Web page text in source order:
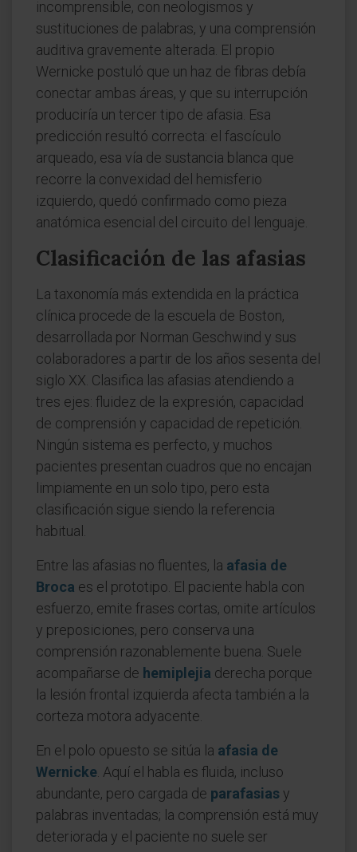
incomprensible, con neologismos y
sustituciones de palabras, y una comprensión
auditiva gravemente alterada. El propio
Wernicke postuló que un haz de fibras debía
conectar ambas áreas, y que su interrupción
produciría un tercer tipo de afasia. Esa
predicción resultó correcta: el fascículo
arqueado, esa vía de sustancia blanca que
recorre la convexidad del hemisferio
izquierdo, quedó confirmado como pieza
anatómica esencial del circuito del lenguaje.
Clasificación de las afasias
La taxonomía más extendida en la práctica
clínica procede de la escuela de Boston,
desarrollada por Norman Geschwind y sus
colaboradores a partir de los años sesenta del
siglo XX. Clasifica las afasias atendiendo a
tres ejes: fluidez de la expresión, capacidad
de comprensión y capacidad de repetición.
Ningún sistema es perfecto, y muchos
pacientes presentan cuadros que no encajan
limpiamente en un solo tipo, pero esta
clasificación sigue siendo la referencia
habitual.
Entre las afasias no fluentes, la afasia de
Broca es el prototipo. El paciente habla con
esfuerzo, emite frases cortas, omite artículos
y preposiciones, pero conserva una
comprensión razonablemente buena. Suele
acompañarse de hemiplejia derecha porque
la lesión frontal izquierda afecta también a la
corteza motora adyacente.
En el polo opuesto se sitúa la afasia de
Wernicke . Aquí el habla es fluida, incluso
abundante, pero cargada de parafasiasy
palabras inventadas; la comprensión está muy
deteriorada y el paciente no suele ser